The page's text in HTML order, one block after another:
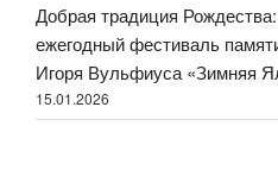
Добрая традиция
ежегодный фестиваль
Игоря Вульфиуса «Зимняя
15.01.2026